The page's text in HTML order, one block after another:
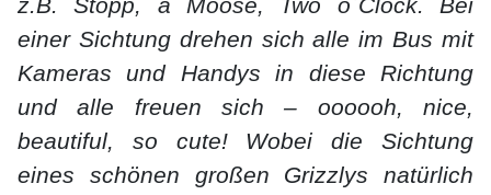
z.B. Stopp, a Moose, Two o`Clock. Bei
einer Sichtung drehen sich alle im Bus mit
Kameras und Handys in diese Richtung
und alle freuen sich – oooooh, nice,
beautiful, so cute! Wobei die Sichtung
eines schönen großen Grizzlys natürlich